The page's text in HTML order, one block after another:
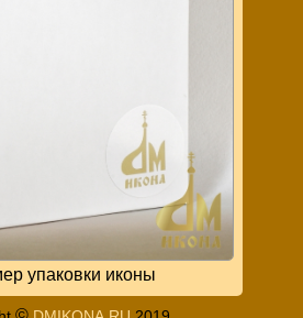
упаковки иконы